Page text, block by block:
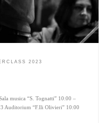
2023
musica “S. Tognatti” 10:00 –
Auditorium “F.lli Olivieri” 10:00